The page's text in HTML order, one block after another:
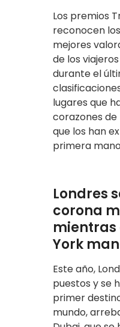
Los premios
reconocen
mejores
de los
durante el
lugares que
corazones de
que los han
primera
Londres
corona
mientras
York
Este año,
puestos y se
primer
mundo,